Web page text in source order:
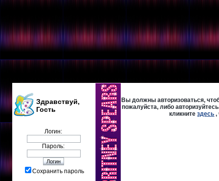
Здравствуй,
Гость
Логин:
Пароль:
Сохранить пароль
Вы должны авторизоваться,
пожалуйста, либо
кликнитездесь ,